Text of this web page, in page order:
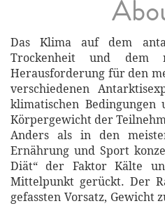
Das Klima auf dem
Trockenheit und dem
Herausforderung für den
verschiedenen
klimatischen
Körpergewicht der
Anders als in den
Ernährung und Sport
Diät“ der Faktor Kälte
Mittelpunkt gerückt. Der
gefassten Vorsatz, Gewicht